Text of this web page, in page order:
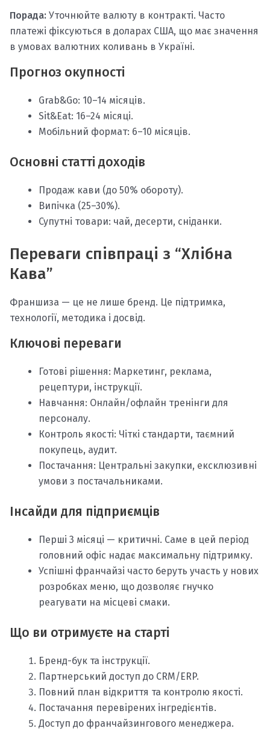
Порада: Уточнюйте валюту в контракті. Часто
платежі фіксуються в доларах США, що має значення
в умовах валютних коливань в Україні.
Прогноз окупності
Grab&Go: 10–14 місяців.
Sit&Eat: 16–24 місяці.
Мобільний формат: 6–10 місяців.
Основні статті доходів
Продаж кави (до 50% обороту).
Випічка (25–30%).
Супутні товари: чай, десерти, сніданки.
Переваги співпраці з “Хлібна
Кава”
Франшиза — це не лише бренд. Це підтримка,
технології, методика і досвід.
Ключові переваги
Готові рішення: Маркетинг, реклама,
рецептури, інструкції.
Навчання: Онлайн/офлайн тренінги для
персоналу.
Контроль якості: Чіткі стандарти, таємний
покупець, аудит.
Постачання: Центральні закупки, ексклюзивні
умови з постачальниками.
Інсайди для підприємців
Перші 3 місяці — критичні. Саме в цей період
головний офіс надає максимальну підтримку.
Успішні франчайзі часто беруть участь у нових
розробках меню, що дозволяє гнучко
реагувати на місцеві смаки.
Що ви отримуєте на старті
Бренд-бук та інструкції.
Партнерський доступ до CRM/ERP.
Повний план відкриття та контролю якості.
Постачання перевірених інгредієнтів.
Доступ до франчайзингового менеджера.